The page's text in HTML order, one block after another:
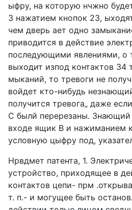
ыфру, на которую нчжно
3 нажатием кнопок 23,
чем дверь ает одно
приводится в действие
последующими явлениями, о
выходит изпод контактов 34
мыканий, то тревоги не
войдет кто-нибудь
получится тревога„ даже
С былй перерезаны. Знающий
входе ящик В и нажиманием
условную цыфру под,
Нрвдмет патента, 1.
устройство, приходящее в
контактов цепи- прм
т. п.- и могущее быть